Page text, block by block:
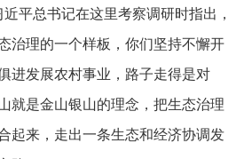
近平总书记在这里考察调研时指出，
治理的一个样板，你们坚持不懈开
进发展农村事业，路子走得是对
就是金山银山的理念，把生态治理
起来，走出一条生态和经济协调发